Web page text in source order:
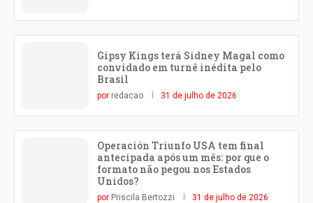
Gipsy Kings terá Sidney Magal como
convidado em turnê inédita pelo
Brasil
por redacao 31 de julho de 2026
Operación Triunfo USA tem final
antecipada após um mês: por que o
formato não pegou nos Estados
Unidos?
por Priscila Bertozzi 31 de julho de 2026